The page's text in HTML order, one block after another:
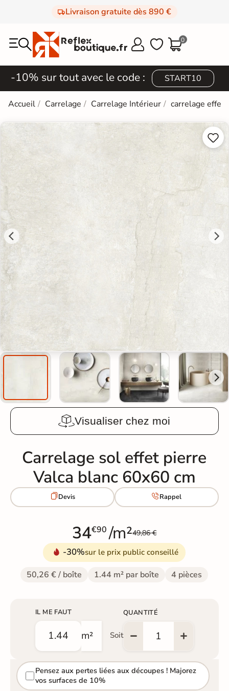
Livraison gratuite dès 890 €
  0
-10% sur tout avec le code : START10
Accueil Carrelage Carrelage Intérieur carrelage effet


Visualiser chez moi
Carrelage sol effet pierre
Valca blanc 60x60 cm
Devis Rappel
34€90 /m²49,86 €
-30%sur le prix public conseillé
50,26 € / boîte 1.44 m² par boîte 4 pièces
IL ME FAUT
m² Soit
QUANTITÉ
Pensez aux pertes liées aux découpes ! Majorez
vos surfaces de 10%